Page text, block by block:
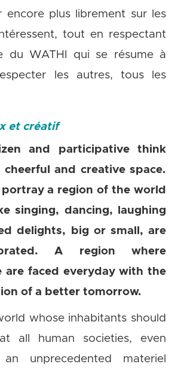
encore plus librement sur les
tout en respectant
du WATHI qui se résume à
les autres, tous les
et créatif
and participative think
and creative space.
a region of the world
singing, dancing, laughing
delights, big or small, are
A region where
are faced everyday with the
of a better tomorrow.
whose inhabitants should
all human societies, even
unprecedented materiel